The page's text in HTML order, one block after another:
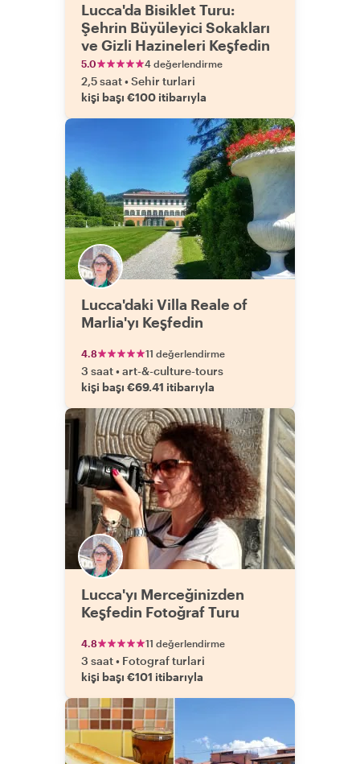
Lucca'da Bisiklet Turu:
Şehrin Büyüleyici Sokakları
ve Gizli Hazineleri Keşfedin
5.0 4 değerlendirme
2,5 saat•Sehir turlari
kişi başı €100 itibarıyla
Lucca'daki Villa Reale of
Marlia'yı Keşfedin
4.8 11 değerlendirme
3 saat•art-&-culture-tours
kişi başı €69.41 itibarıyla
Lucca'yı Merceğinizden
Keşfedin Fotoğraf Turu
4.8 11 değerlendirme
3 saat• Fotograf turlari
kişi başı €101 itibarıyla